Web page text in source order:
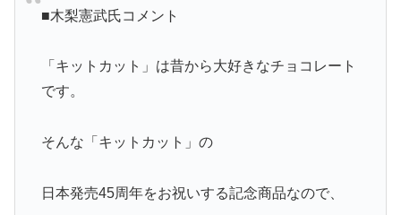
■木梨憲武氏コメント
「キットカット」は昔から大好きなチョコレート
です。
そんな「キットカット」の
日本発売45周年をお祝いする記念商品なので、